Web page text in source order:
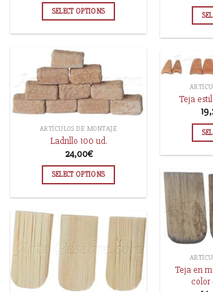
SELECT OPTIONS
ARTÍCULOS DE MONTAJE
Ladrillo 100 ud.
24,00€
SELECT OPTIONS
Teja
Teja en
color